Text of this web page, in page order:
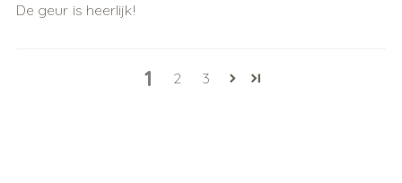
De geur is heerlijk!
1 2 3